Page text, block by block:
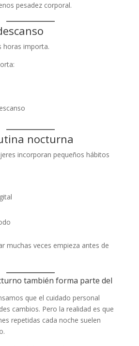
pesadez corporal.
horas importa.
nocturna
incorporan pequeños hábitos
muchas veces empieza antes de
también forma parte del
que el cuidado personal
cambios. Pero la realidad es que
repetidas cada noche suelen